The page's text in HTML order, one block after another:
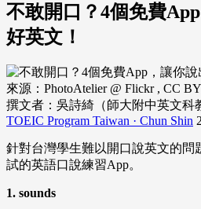
不敢開口？4個免費
好英文！
來源：PhotoAtelier @ Flickr , CC
撰文者：吳詩綺（師大附中英文科
TOEIC Program Taiwan · Chun Shin
針對台灣學生難以開口說英文的問
試的英語口說練習App。
1. sounds